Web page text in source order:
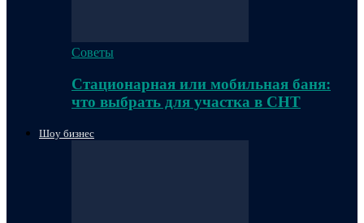
Советы
Стационарная или мобильная баня:
что выбрать для участка в СНТ
Шоу бизнес